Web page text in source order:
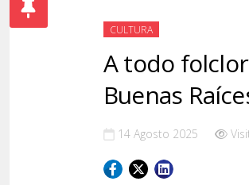
CULTURA
A todo
Buenas
14 Agosto 2025